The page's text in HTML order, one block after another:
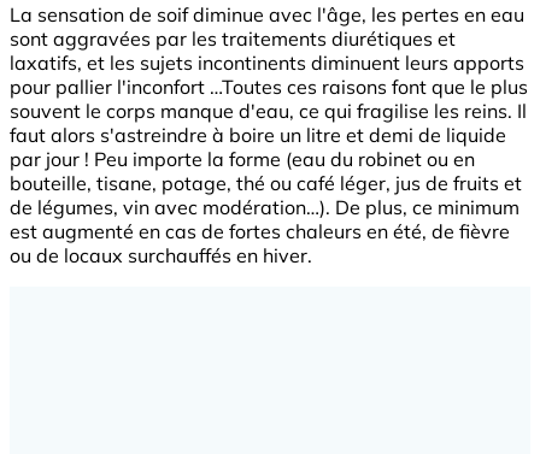
La sensation de soif diminue avec l'âge, les pertes en eau
sont aggravées par les traitements diurétiques et
laxatifs, et les sujets incontinents diminuent leurs apports
pour pallier l'inconfort …Toutes ces raisons font que le plus
souvent le corps manque d'eau, ce qui fragilise les reins. Il
faut alors s'astreindre à boire un litre et demi de liquide
par jour ! Peu importe la forme (eau du robinet ou en
bouteille, tisane, potage, thé ou café léger, jus de fruits et
de légumes, vin avec modération…). De plus, ce minimum
est augmenté en cas de fortes chaleurs en été, de fièvre
ou de locaux surchauffés en hiver.